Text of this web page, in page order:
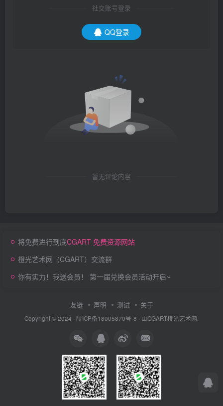
社交账号登录
QQ登录
暂无评论内容
将免费进行到底CGART 免费资源网站
橙光艺术网（CGART）交流群
你有实力！我送会员！ 第一届兑换会员活动开启~
友链 声明 测试 关于
Copyright © 2024 · 陕ICP备18005870号-8 · 由CGART橙光艺术网.